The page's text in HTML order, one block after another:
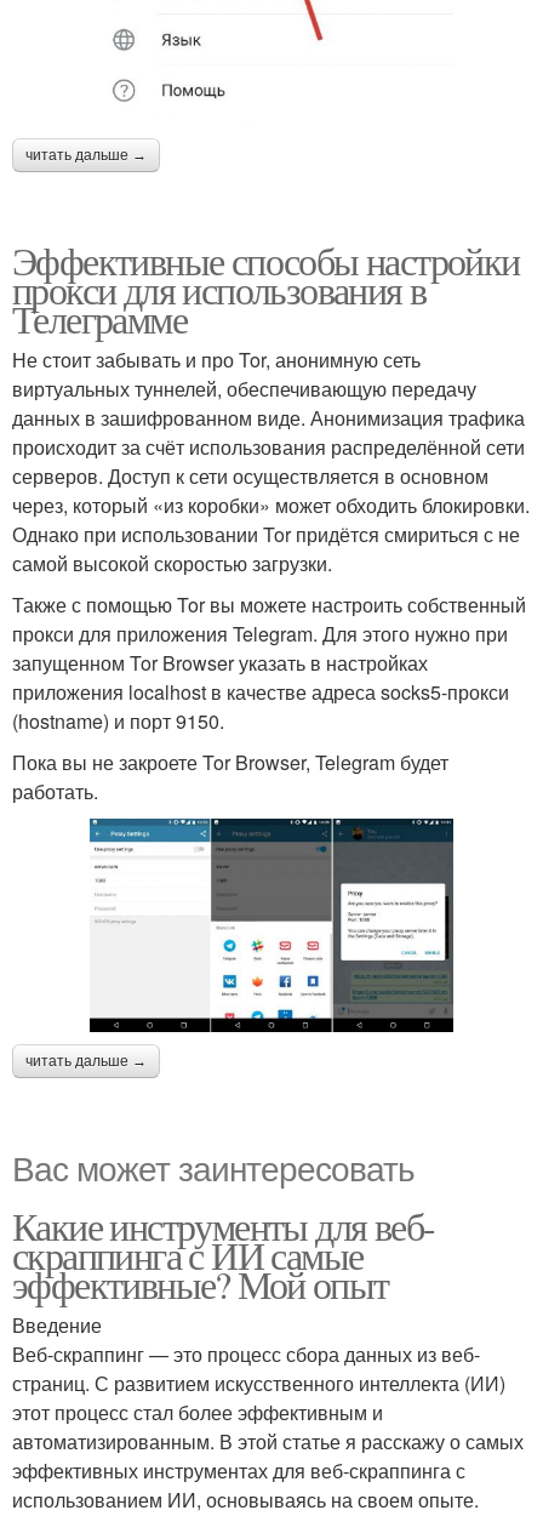
читать дальше →
Эффективные способы настройки
прокси для использования в
Телеграмме
Не стоит забывать и про Tor, анонимную сеть
виртуальных туннелей, обеспечивающую передачу
данных в зашифрованном виде. Анонимизация трафика
происходит за счёт использования распределённой сети
серверов. Доступ к сети осуществляется в основном
через, который «из коробки» может обходить блокировки.
Однако при использовании Tor придётся смириться с не
самой высокой скоростью загрузки.
Также с помощью Tor вы можете настроить собственный
прокси для приложения Telegram. Для этого нужно при
запущенном Tor Browser указать в настройках
приложения localhost в качестве адреса socks5-прокси
(hostname) и порт 9150.
Пока вы не закроете Tor Browser, Telegram будет
работать.
читать дальше →
Вас может заинтересовать
Какие инструменты для веб-
скраппинга с ИИ самые
эффективные? Мой опыт
Введение
Веб-скраппинг — это процесс сбора данных из веб-
страниц. С развитием искусственного интеллекта (ИИ)
этот процесс стал более эффективным и
автоматизированным. В этой статье я расскажу о самых
эффективных инструментах для веб-скраппинга с
использованием ИИ, основываясь на своем опыте.